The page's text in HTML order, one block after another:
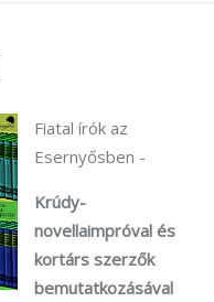
Fiatal írók az
Esernyősben -
Krúdy-
novellaimpróval és
kortárs szerzők
bemutatkozásával